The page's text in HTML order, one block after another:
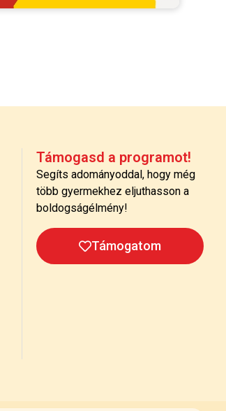
Támogasd a programot!
Segíts adományoddal, hogy még
több gyermekhez eljuthasson a
boldogságélmény!
Támogatom